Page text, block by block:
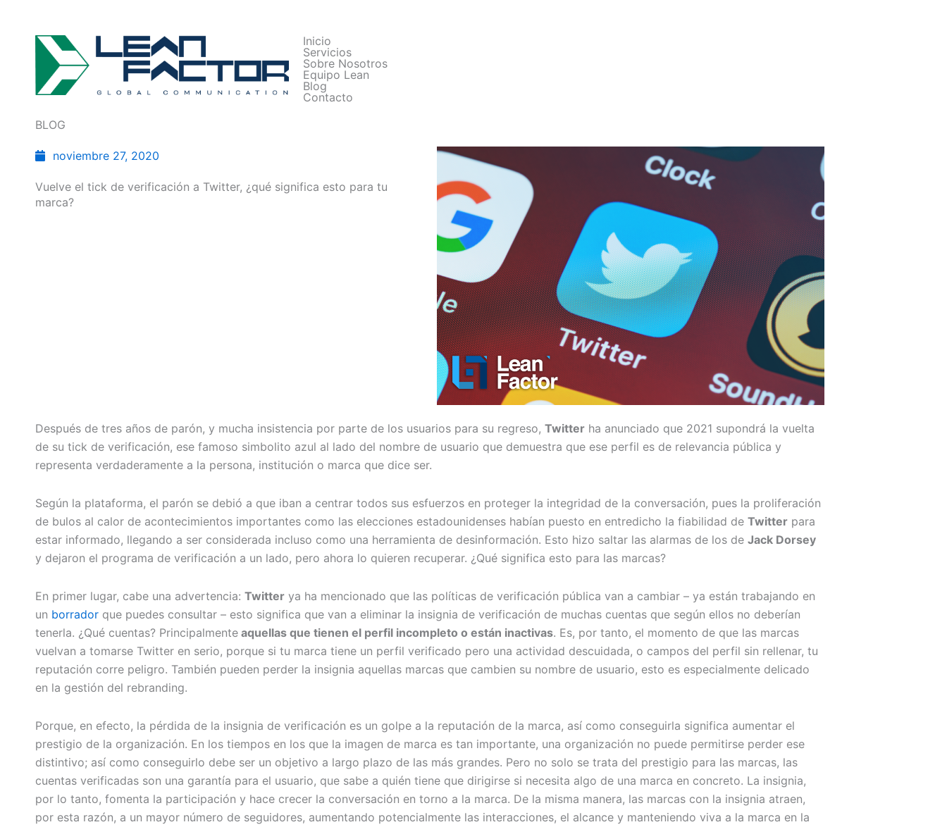
Inicio
Servicios
Sobre Nosotros
Equipo Lean
Blog
Contacto
BLOG
noviembre 27, 2020
Vuelve el tick de verificación a Twitter, ¿qué significa esto para tu
marca?
Después de tres años de parón, y mucha insistencia por parte de los usuarios para su regreso, Twitter ha anunciado que 2021 supondrá la vuelta
de su tick de verificación, ese famoso simbolito azul al lado del nombre de usuario que demuestra que ese perfil es de relevancia pública y
representa verdaderamente a la persona, institución o marca que dice ser.
Según la plataforma, el parón se debió a que iban a centrar todos sus esfuerzos en proteger la integridad de la conversación, pues la proliferación
de bulos al calor de acontecimientos importantes como las elecciones estadounidenses habían puesto en entredicho la fiabilidad de Twitter para
estar informado, llegando a ser considerada incluso como una herramienta de desinformación. Esto hizo saltar las alarmas de los de Jack Dorsey
y dejaron el programa de verificación a un lado, pero ahora lo quieren recuperar. ¿Qué significa esto para las marcas?
En primer lugar, cabe una advertencia: Twitter ya ha mencionado que las políticas de verificación pública van a cambiar – ya están trabajando en
un borrador que puedes consultar – esto significa que van a eliminar la insignia de verificación de muchas cuentas que según ellos no deberían
tenerla. ¿Qué cuentas? Principalmente aquellas que tienen el perfil incompleto o están inactivas. Es, por tanto, el momento de que las marcas
vuelvan a tomarse Twitter en serio, porque si tu marca tiene un perfil verificado pero una actividad descuidada, o campos del perfil sin rellenar, tu
reputación corre peligro. También pueden perder la insignia aquellas marcas que cambien su nombre de usuario, esto es especialmente delicado
en la gestión del rebranding.
Porque, en efecto, la pérdida de la insignia de verificación es un golpe a la reputación de la marca, así como conseguirla significa aumentar el
prestigio de la organización. En los tiempos en los que la imagen de marca es tan importante, una organización no puede permitirse perder ese
distintivo; así como conseguirlo debe ser un objetivo a largo plazo de las más grandes. Pero no solo se trata del prestigio para las marcas, las
cuentas verificadas son una garantía para el usuario, que sabe a quién tiene que dirigirse si necesita algo de una marca en concreto. La insignia,
por lo tanto, fomenta la participación y hace crecer la conversación en torno a la marca. De la misma manera, las marcas con la insignia atraen,
por esta razón, a un mayor número de seguidores, aumentando potencialmente las interacciones, el alcance y manteniendo viva a la marca en la